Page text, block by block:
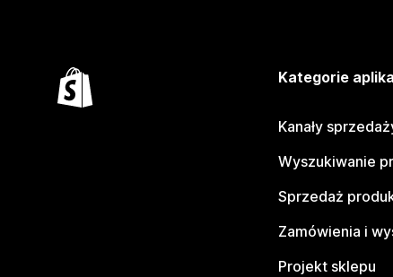
Kategorie
Kanały
Wyszukiwanie
Sprzedaż
Zamówienia i
Projekt sklepu